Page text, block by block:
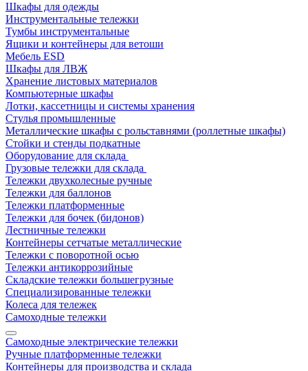
Шкафы для одежды
Инструментальные тележки
Тумбы инструментальные
Ящики и контейнеры для ветоши
Мебель ESD
Шкафы для ЛВЖ
Хранение листовых материалов
Компьютерные шкафы
Лотки, кассетницы и системы хранения
Стулья промышленные
Металлические шкафы с рольставнями (роллетные шкафы)
Стойки и стенды подкатные
Оборудование для склада
Грузовые тележки для склада
Тележки двухколесные ручные
Тележки для баллонов
Тележки платформенные
Тележки для бочек (бидонов)
Лестничные тележки
Контейнеры сетчатые металлические
Тележки с поворотной осью
Тележки антикоррозийные
Складские тележки большегрузные
Специализированные тележки
Колеса для тележек
Самоходные тележки
Самоходные электрические тележки
Ручные платформенные тележки
Контейнеры для производства и склада